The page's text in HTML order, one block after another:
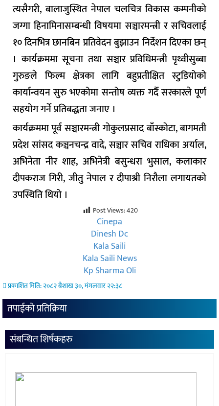
त्यसैगरी, बालाजुस्थित नेपाल चलचित्र विकास कम्पनीको
जग्गा हिनामिनासम्बन्धी विषयमा सञ्चारमन्त्री र सचिवलाई
१० दिनभित्र छानबिन प्रतिवेदन बुझाउन निर्देशन दिएका छन्
। कार्यक्रममा सूचना तथा सञ्चार प्रविधिमन्त्री पृथ्वीसुब्बा
गुरुङले फिल्म क्षेत्रका लागि बहुप्रतीक्षित स्टुडियोको
कार्यान्वयन सुरु भएकोमा सन्तोष व्यक्त गर्दै सरकारले पूर्ण
सहयोग गर्ने प्रतिबद्धता जनाए ।
कार्यक्रममा पूर्व सञ्चारमन्त्री गोकुलप्रसाद बाँस्कोटा, बागमती
प्रदेश सांसद कञ्चनचन्द्र वादे, सञ्चार सचिव राधिका अर्याल,
अभिनेता नीर शाह, अभिनेत्री बसुन्धरा भुसाल, कलाकार
दीपकराज गिरी, जीतु नेपाल र दीपाश्री निरौला लगायतको
उपस्थिति थियो ।
Post Views:420
Cinepa
Dinesh Dc
Kala Saili
Kala Saili News
Kp Sharma Oli
प्रकाशित मिति: २०८२ बैशाख ३०, मंगलवार २२:३८
तपाईको प्रतिक्रिया
संबन्धित शिर्षकहरु